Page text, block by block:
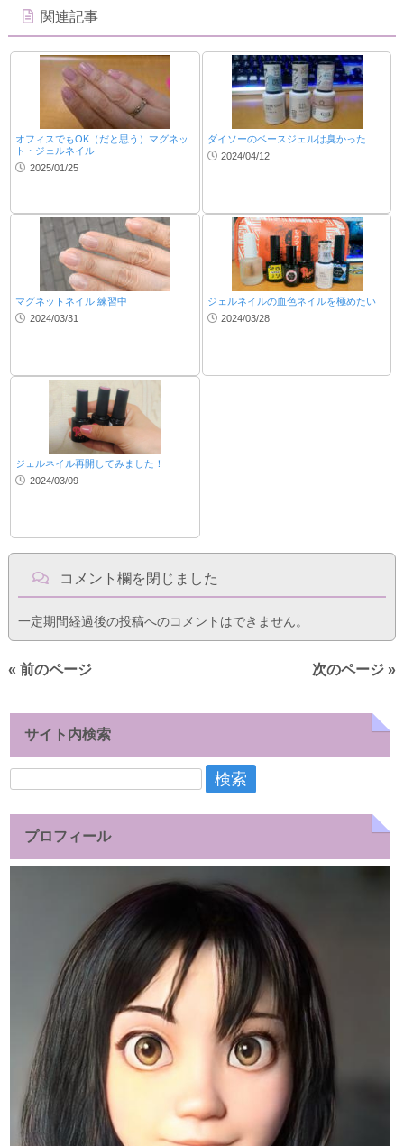
関連記事
オフィスでもOK（だと思う）マグネッ
ト・ジェルネイル
2025/01/25
ダイソーのベースジェルは臭かった
2024/04/12
マグネットネイル 練習中
2024/03/31
ジェルネイルの血色ネイルを極めたい
2024/03/28
ジェルネイル再開してみました！
2024/03/09
コメント欄を閉じました
一定期間経過後の投稿へのコメントはできません。
« 前のページ 次のページ »
サイト内検索
検
プロフィール